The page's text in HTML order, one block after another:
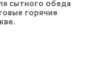
сытного обеда
горячие